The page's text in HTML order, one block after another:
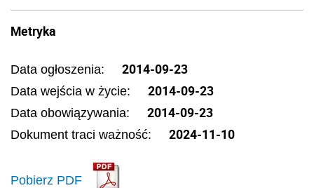
Metryka
Data ogłoszenia: 2014-09-23
Data wejścia w życie: 2014-09-23
Data obowiązywania: 2014-09-23
Dokument traci ważność: 2024-11-10
Pobierz PDF